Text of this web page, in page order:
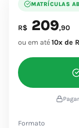
MATRÍCULAS
R$ 209,90
ou em até10x de
Formato